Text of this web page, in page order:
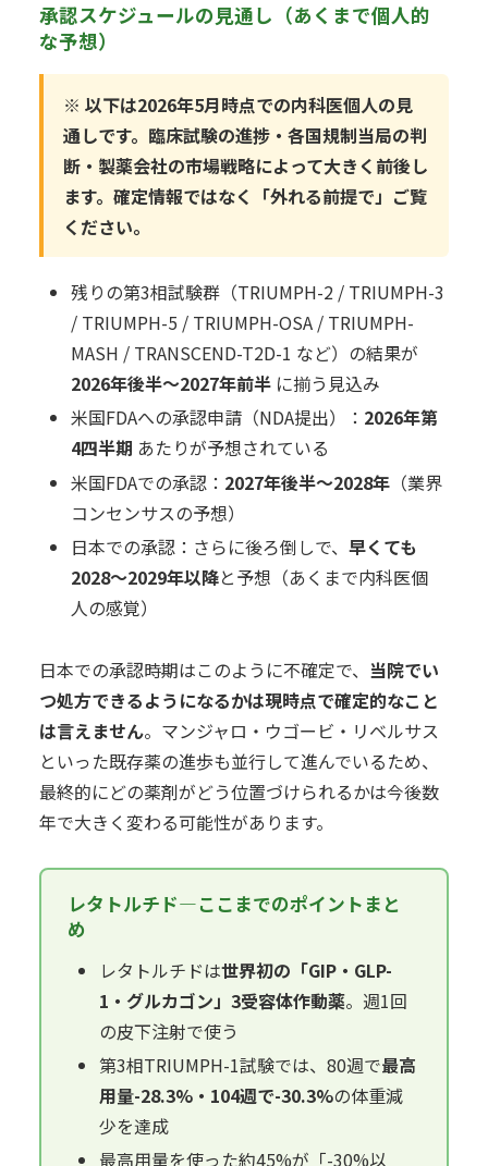
承認スケジュールの見通し（あくまで個人的
な予想）
※ 以下は2026年5月時点での内科医個人の見
通しです。臨床試験の進捗・各国規制当局の判
断・製薬会社の市場戦略によって大きく前後し
ます。確定情報ではなく「外れる前提で」ご覧
ください。
残りの第3相試験群（TRIUMPH-2 / TRIUMPH-3
/ TRIUMPH-5 / TRIUMPH-OSA / TRIUMPH-
MASH / TRANSCEND-T2D-1 など）の結果が
2026年後半〜2027年前半 に揃う見込み
米国FDAへの承認申請（NDA提出）： 2026年第
4四半期 あたりが予想されている
米国FDAでの承認： 2027年後半〜2028年 （業界
コンセンサスの予想）
日本での承認：さらに後ろ倒しで、早くても
2028〜2029年以降と予想（あくまで内科医個
人の感覚）
日本での承認時期はこのように不確定で、 当院でい
つ処方できるようになるかは現時点で確定的なこと
は言えません。マンジャロ・ウゴービ・リベルサス
といった既存薬の進歩も並行して進んでいるため、
最終的にどの薬剤がどう位置づけられるかは今後数
年で大きく変わる可能性があります。
レタトルチド—ここまでのポイントまと
め
レタトルチドは世界初の「GIP・GLP-
1・グルカゴン」3受容体作動薬。週1回
の皮下注射で使う
第3相TRIUMPH-1試験では、80週で最高
用量-28.3%・104週で-30.3%の体重減
少を達成
最高用量を使った約45%が「-30%以